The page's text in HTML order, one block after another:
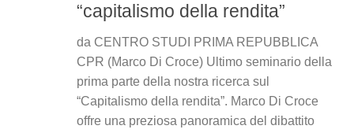
“capitalismo della rendita”
da CENTRO STUDI PRIMA REPUBBLICA
CPR (Marco Di Croce) Ultimo seminario della
prima parte della nostra ricerca sul
“Capitalismo della rendita”. Marco Di Croce
offre una preziosa panoramica del dibattito